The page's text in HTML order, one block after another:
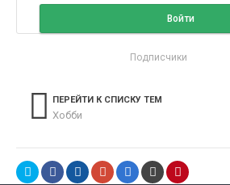
Войти
Подписчики
ПЕРЕЙТИ К СПИСКУ ТЕМ
Хобби